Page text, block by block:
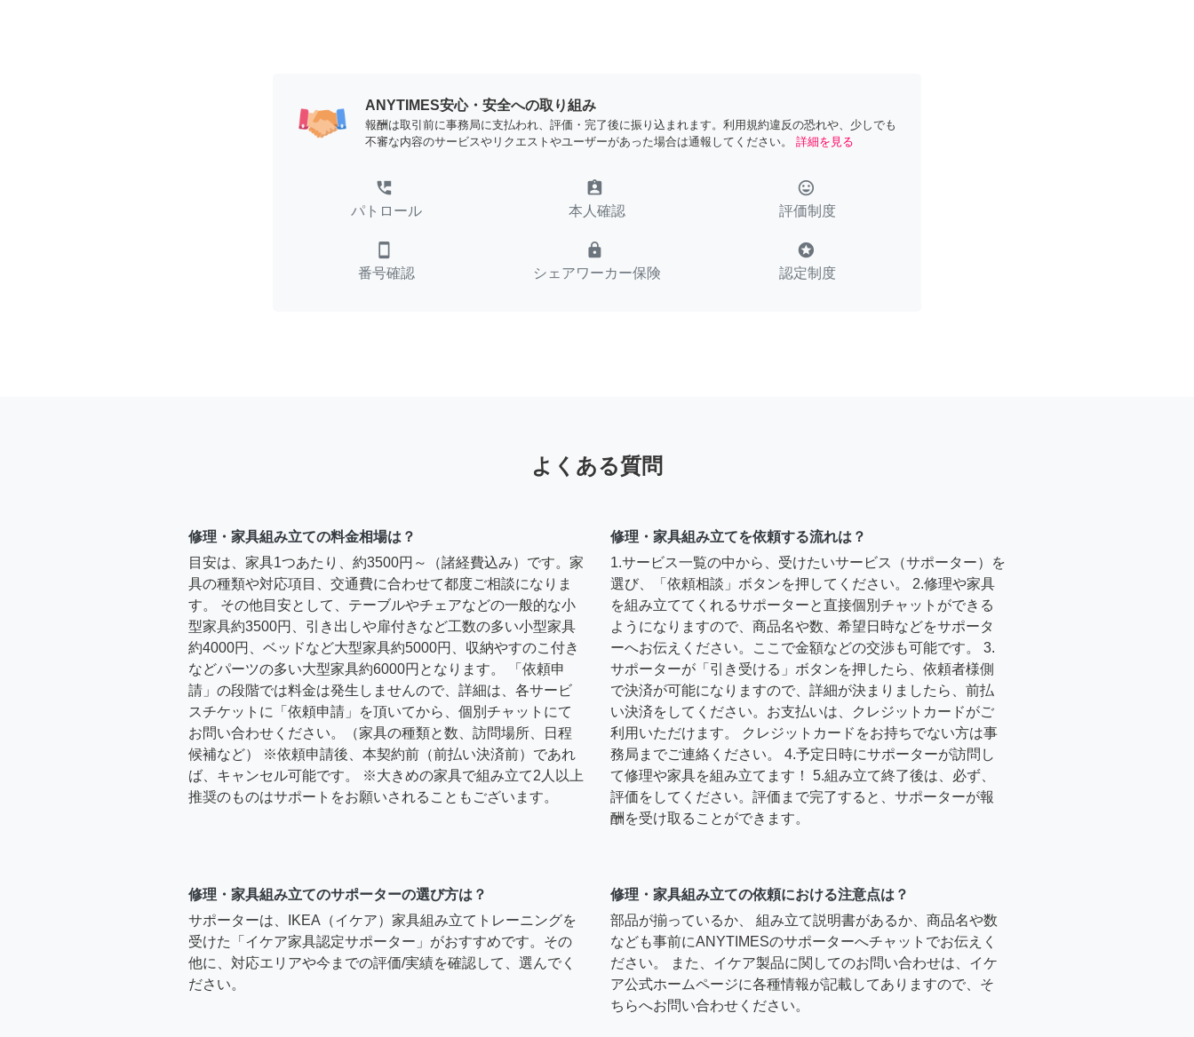
ANYTIMES安心・安全への取り組み
報酬は取引前に事務局に支払われ、評価・完了後に振り込まれます。利用規約違反の恐れや、少しでも
不審な内容のサービスやリクエストやユーザーがあった場合は通報してください。
詳細を見る
perm_phone_msg
パトロール
assignment_ind
本人確認
tag_faces
評価制度
smartphone
番号確認
lock
シェアワーカー保険
stars
認定制度
よくある質問
修理・家具組み立ての料金相場は？
目安は、家具1つあたり、約3500円～（諸経費込み）です。家
具の種類や対応項目、交通費に合わせて都度ご相談になりま
す。 その他目安として、テーブルやチェアなどの一般的な小
型家具約3500円、引き出しや扉付きなど工数の多い小型家具
約4000円、ベッドなど大型家具約5000円、収納やすのこ付き
などパーツの多い大型家具約6000円となります。 「依頼申
請」の段階では料金は発生しませんので、詳細は、各サービ
スチケットに「依頼申請」を頂いてから、個別チャットにて
お問い合わせください。（家具の種類と数、訪問場所、日程
候補など） ※依頼申請後、本契約前（前払い決済前）であれ
ば、キャンセル可能です。 ※大きめの家具で組み立て2人以上
推奨のものはサポートをお願いされることもございます。
修理・家具組み立てを依頼する流れは？
1.サービス一覧の中から、受けたいサービス（サポーター）を
選び、「依頼相談」ボタンを押してください。 2.修理や家具
を組み立ててくれるサポーターと直接個別チャットができる
ようになりますので、商品名や数、希望日時などをサポータ
ーへお伝えください。ここで金額などの交渉も可能です。 3.
サポーターが「引き受ける」ボタンを押したら、依頼者様側
で決済が可能になりますので、詳細が決まりましたら、前払
い決済をしてください。お支払いは、クレジットカードがご
利用いただけます。 クレジットカードをお持ちでない方は事
務局までご連絡ください。 4.予定日時にサポーターが訪問し
て修理や家具を組み立てます！ 5.組み立て終了後は、必ず、
評価をしてください。評価まで完了すると、サポーターが報
酬を受け取ることができます。
修理・家具組み立てのサポーターの選び方は？
サポーターは、IKEA（イケア）家具組み立てトレーニングを
受けた「イケア家具認定サポーター」がおすすめです。その
他に、対応エリアや今までの評価/実績を確認して、選んでく
ださい。
修理・家具組み立ての依頼における注意点は？
部品が揃っているか、 組み立て説明書があるか、商品名や数
なども事前にANYTIMESのサポーターへチャットでお伝えく
ださい。 また、イケア製品に関してのお問い合わせは、イケ
ア公式ホームページに各種情報が記載してありますので、そ
ちらへお問い合わせください。